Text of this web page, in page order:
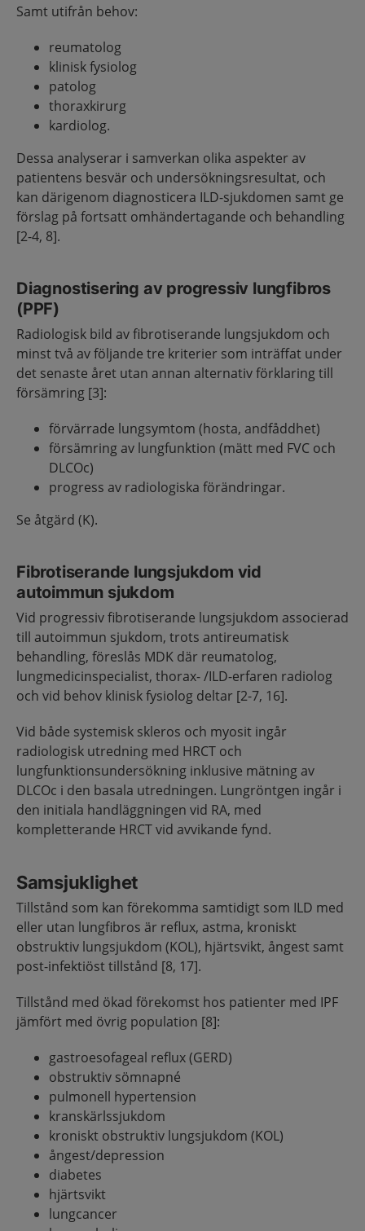
Samt utifrån behov:
reumatolog
klinisk fysiolog
patolog
thoraxkirurg
kardiolog.
Dessa analyserar i samverkan olika aspekter av
patientens besvär och undersökningsresultat, och
kan därigenom diagnosticera ILD-sjukdomen samt ge
förslag på fortsatt omhändertagande och behandling
[2-4, 8].
Diagnostisering av progressiv lungfibros
(PPF)
Radiologisk bild av fibrotiserande lungsjukdom och
minst två av följande tre kriterier som inträffat under
det senaste året utan annan alternativ förklaring till
försämring [3]:
förvärrade lungsymtom (hosta, andfåddhet)
försämring av lungfunktion (mätt med FVC och
DLCOc)
progress av radiologiska förändringar.
Se åtgärd (K).
Fibrotiserande lungsjukdom vid
autoimmun sjukdom
Vid progressiv fibrotiserande lungsjukdom associerad
till autoimmun sjukdom, trots antireumatisk
behandling, föreslås MDK där reumatolog,
lungmedicinspecialist, thorax- /ILD-erfaren radiolog
och vid behov klinisk fysiolog deltar [2-7, 16].
Vid både systemisk skleros och myosit ingår
radiologisk utredning med HRCT och
lungfunktionsundersökning inklusive mätning av
DLCOc i den basala utredningen. Lungröntgen ingår i
den initiala handläggningen vid RA, med
kompletterande HRCT vid avvikande fynd.
Samsjuklighet
Tillstånd som kan förekomma samtidigt som ILD med
eller utan lungfibros är reflux, astma, kroniskt
obstruktiv lungsjukdom (KOL), hjärtsvikt, ångest samt
post-infektiöst tillstånd [8, 17].
Tillstånd med ökad förekomst hos patienter med IPF
jämfört med övrig population [8]:
gastroesofageal reflux (GERD)
obstruktiv sömnapné
pulmonell hypertension
kranskärlssjukdom
kroniskt obstruktiv lungsjukdom (KOL)
ångest/depression
diabetes
hjärtsvikt
lungcancer